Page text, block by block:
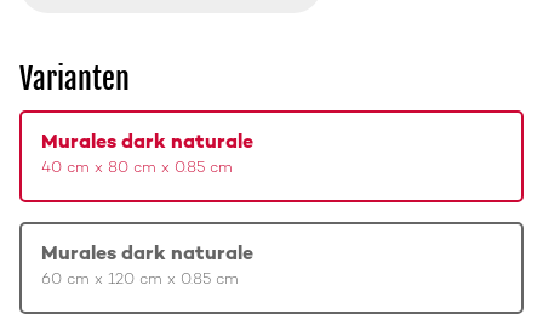
Varianten
Murales dark naturale
40 cm x 80 cm x 0.85 cm
Murales dark naturale
60 cm x 120 cm x 0.85 cm